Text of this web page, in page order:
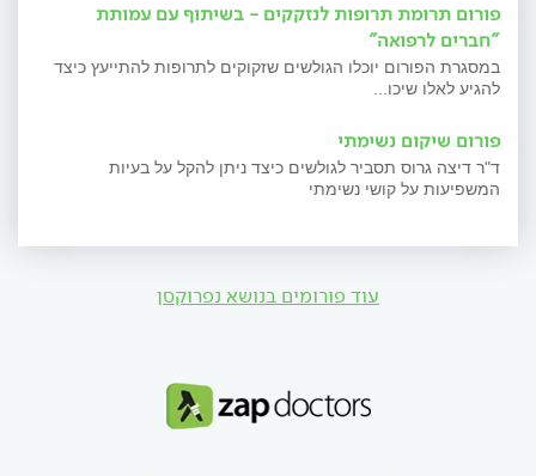
פורום תרומת תרופות לנזקקים - בשיתוף עם עמותת
"חברים לרפואה"
במסגרת הפורום יוכלו הגולשים שזקוקים לתרופות להתייעץ כיצד
להגיע לאלו שיכו...
פורום שיקום נשימתי
ד"ר דיצה גרוס תסביר לגולשים כיצד ניתן להקל על בעיות
המשפיעות על קושי נשימתי
עוד פורומים בנושא נפרוקסן